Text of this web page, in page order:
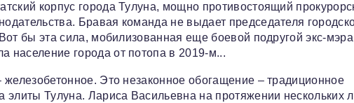
корпус города Тулуна, мощно противостоящий
Бравая команда не выдает председателя
бы эта сила, мобилизованная еще боевой подругой экс-
города от потопа в 2019-м...
Это незаконное обогащение – традиционное
Тулуна. Лариса Васильевна на протяжении нескольких